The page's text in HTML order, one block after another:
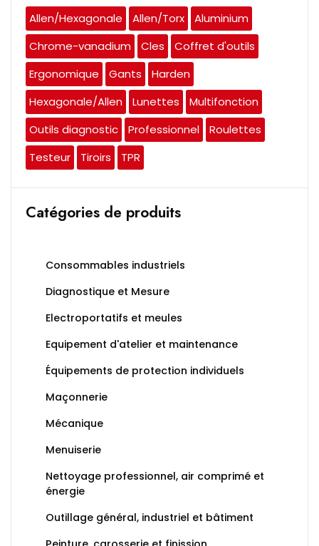
Allen/Hexagonale Allen/Torx
Aluminium
Chrome-vanadium
Cles
Coffret d'outils
Ergonomique
Gants
Harden
Hexagonale/Allen
Lunettes
Multifonction
Outils diagnostic
Professionnel
Roulettes
Testeur
Tiroirs TPR
Catégories de produits
Consommables industriels
Diagnostique et Mesure
Electroportatifs et meules
Equipement d'atelier et maintenance
Équipements de protection individuels
Maçonnerie
Mécanique
Menuiserie
Nettoyage professionnel, air comprimé et
énergie
Outillage général, industriel et bâtiment